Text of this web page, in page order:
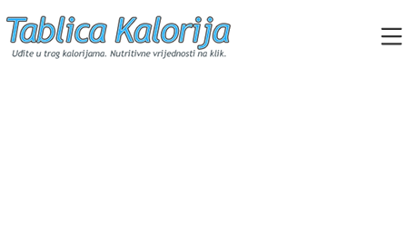
to
content